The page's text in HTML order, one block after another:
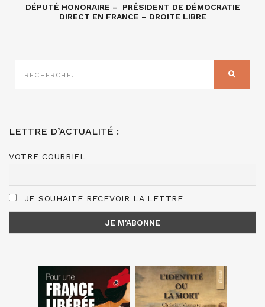
DÉPUTÉ HONORAIRE – PRÉSIDENT DE DÉMOCRATIE
DIRECT EN FRANCE – DROITE LIBRE
SUR
LETTRE D’ACTUALITÉ :
VOTRE COURRIEL
JE SOUHAITE RECEVOIR LA LETTRE